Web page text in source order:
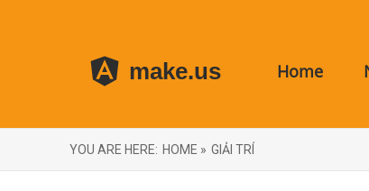
make.us Home
YOU ARE HERE: HOME » GIẢI TRÍ